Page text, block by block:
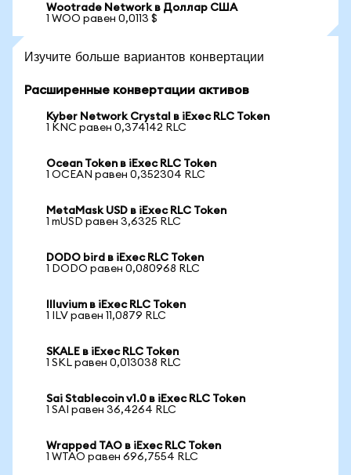
Wootrade Network в Доллар США
1 WOO равен 0,0113 $
Изучите больше вариантов конвертации
Расширенные конвертации активов
Kyber Network Crystal в iExec RLC Token
1 KNC равен 0,374142 RLC
Ocean Token в iExec RLC Token
1 OCEAN равен 0,352304 RLC
MetaMask USD в iExec RLC Token
1 mUSD равен 3,6325 RLC
DODO bird в iExec RLC Token
1 DODO равен 0,080968 RLC
Illuvium в iExec RLC Token
1 ILV равен 11,0879 RLC
SKALE в iExec RLC Token
1 SKL равен 0,013038 RLC
Sai Stablecoin v1.0 в iExec RLC Token
1 SAI равен 36,4264 RLC
Wrapped TAO в iExec RLC Token
1 WTAO равен 696,7554 RLC